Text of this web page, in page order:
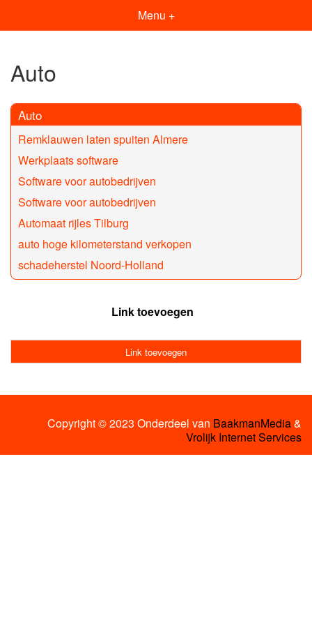
Menu +
Auto
Auto
Remklauwen laten spuiten Almere
Werkplaats software
Software voor autobedrijven
Software voor autobedrijven
Automaat rijles Tilburg
auto hoge kilometerstand verkopen
schadeherstel Noord-Holland
Link toevoegen
Link toevoegen
Copyright © 2023 Onderdeel van BaakmanMedia&
Vrolijk Internet Services